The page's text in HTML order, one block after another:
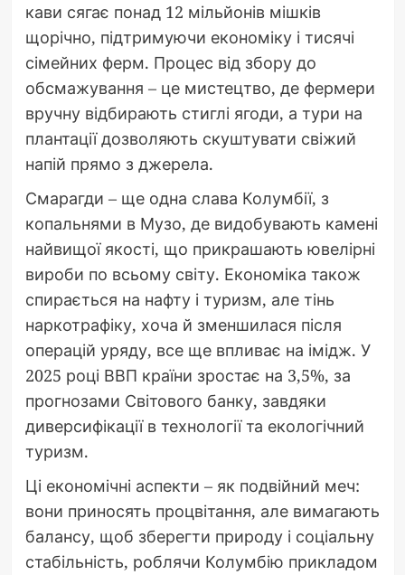
кави сягає понад 12 мільйонів мішків
щорічно, підтримуючи економіку і тисячі
сімейних ферм. Процес від збору до
обсмажування – це мистецтво, де фермери
вручну відбирають стиглі ягоди, а тури на
плантації дозволяють скуштувати свіжий
напій прямо з джерела.
Смарагди – ще одна слава Колумбії, з
копальнями в Музо, де видобувають камені
найвищої якості, що прикрашають ювелірні
вироби по всьому світу. Економіка також
спирається на нафту і туризм, але тінь
наркотрафіку, хоча й зменшилася після
операцій уряду, все ще впливає на імідж. У
2025 році ВВП країни зростає на 3,5%, за
прогнозами Світового банку, завдяки
диверсифікації в технології та екологічний
туризм.
Ці економічні аспекти – як подвійний меч:
вони приносять процвітання, але вимагають
балансу, щоб зберегти природу і соціальну
стабільність, роблячи Колумбію прикладом